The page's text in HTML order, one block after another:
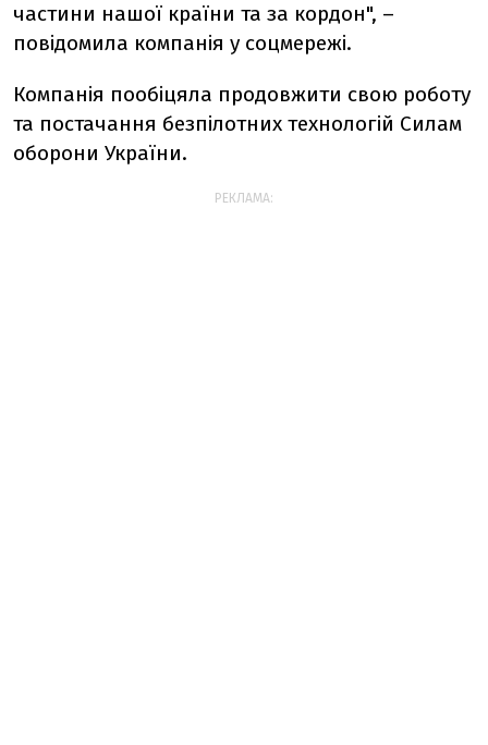
частини нашої країни та за кордон", –
повідомила компанія у соцмережі.
Компанія пообіцяла продовжити свою роботу
та постачання безпілотних технологій Силам
оборони України.
РЕКЛАМА: